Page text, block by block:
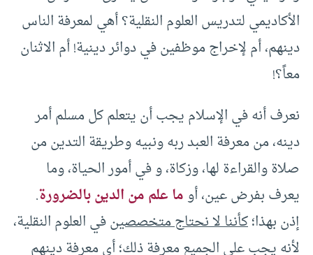
الأكاديمي لتدريس العلوم النقلية؟ أهي لمعرفة الناس
دينهم، أم لإخراج موظفين في دوائر دينية! أم الاثنان
معاً؟!
نعرف أنه في الإسلام يجب أن يتعلم كل مسلم أمر
دينه، من معرفة العبد ربه ونبيه وطريقة التدين من
صلاة والقراءة لها، وزكاة، و في أمور الحياة، وما
يعرف بفرض عين، أوما علم من الدين بالضرورة.
إذن بهذا؛كأننا لا نحتاج متخصصينفي العلوم النقلية،
لأنه يجب على الجميع معرفة ذلك؛ أي معرفة دينهم